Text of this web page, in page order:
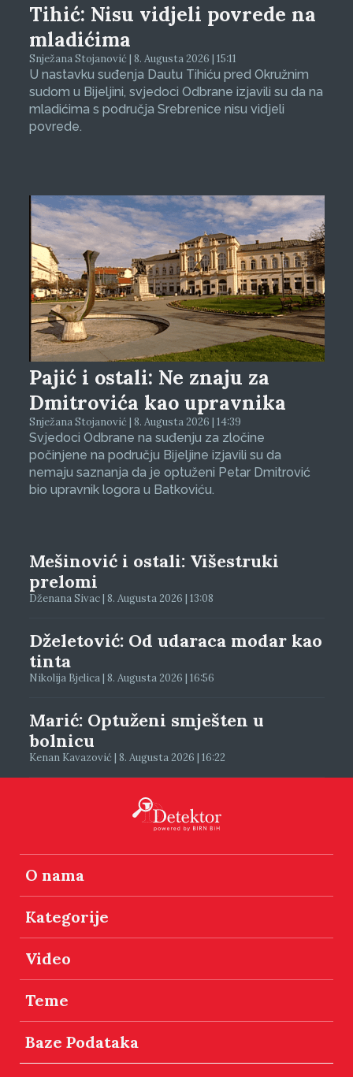
Tihić: Nisu vidjeli povrede na
mladićima
Snježana Stojanović | 8. Augusta 2026 | 15:11
U nastavku suđenja Dautu Tihiću pred Okružnim
sudom u Bijeljini, svjedoci Odbrane izjavili su da na
mladićima s područja Srebrenice nisu vidjeli
povrede.
Pajić i ostali: Ne znaju za
Dmitrovića kao upravnika
Snježana Stojanović | 8. Augusta 2026 | 14:39
Svjedoci Odbrane na suđenju za zločine
počinjene na području Bijeljine izjavili su da
nemaju saznanja da je optuženi Petar Dmitrović
bio upravnik logora u Batkoviću.
Mešinović i ostali: Višestruki
prelomi
Dženana Sivac | 8. Augusta 2026 | 13:08
Dželetović: Od udaraca modar kao
tinta
Nikolija Bjelica | 8. Augusta 2026 | 16:56
Marić: Optuženi smješten u
bolnicu
Kenan Kavazović | 8. Augusta 2026 | 16:22
O nama
Kategorije
Video
Teme
Baze Podataka